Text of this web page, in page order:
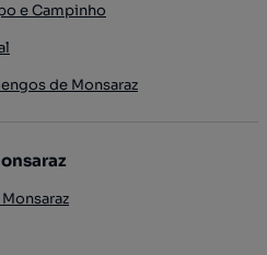
e Campinho
de Monsaraz